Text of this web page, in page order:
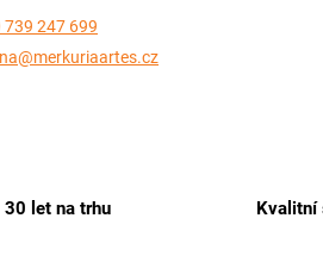
30 let na trhu Kvalitní
739 247 699